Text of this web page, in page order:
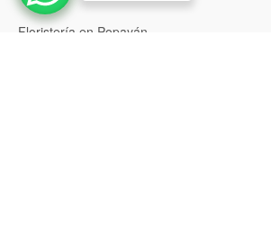
Floristería en Popayán